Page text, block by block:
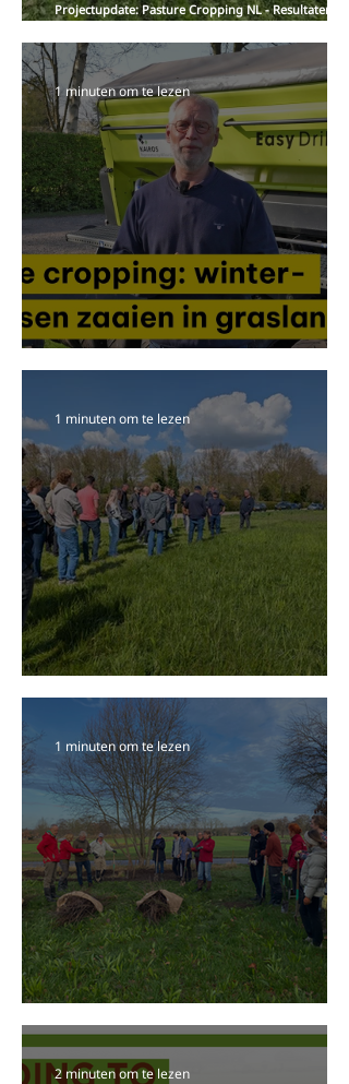
Projectupdate: Pasture Cropping NL - Resultaten en
inzichten van de proefvelden in Zuidwolde en
Koekange
Video: Pasture Cropping · Wintergewassen zaaien in
grasland
1 minuten om te lezen
Veldbijeenkomst Pasture Cropping NL: Een geslaagd
begin
1 minuten om te lezen
Plantdag: Hagen voor regeneratieve landbouw in
Drenthe
1 minuten om te lezen
2 minuten om te lezen